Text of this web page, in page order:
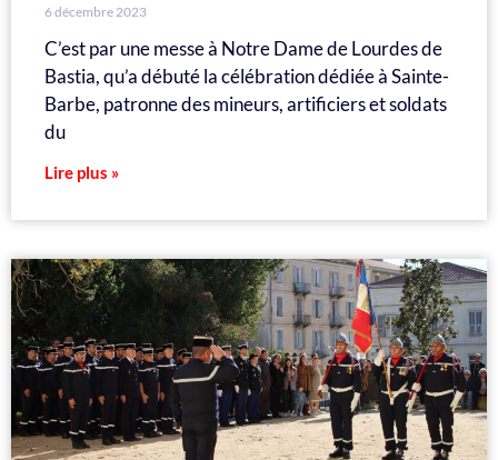
6 décembre 2023
C’est par une messe à Notre Dame de Lourdes de
Bastia, qu’a débuté la célébration dédiée à Sainte-
Barbe, patronne des mineurs, artificiers et soldats
du
Lire plus »